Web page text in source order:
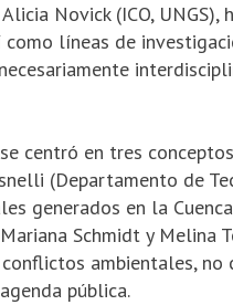
Novick (ICO, UNGS),
líneas de
centró en tres
(Departamento de
generados en la
Schmidt y Melina
ambientales, no
pública.